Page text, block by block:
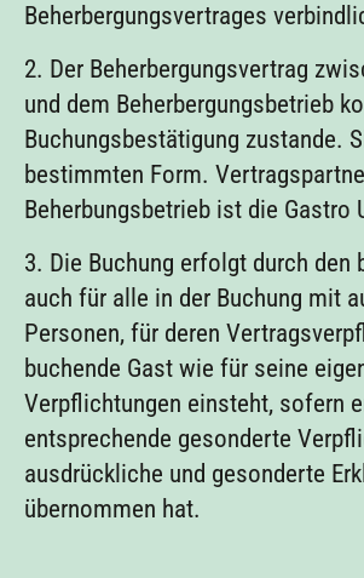
Beherbergungsvertrages
2. Der Beherbergungsvertrag
und dem Beherbergungsbetrieb
Buchungsbestätigung zustande.
bestimmten Form.
Beherbungsbetrieb ist die Gastro
3. Die Buchung erfolgt durch den
auch für alle in der Buchung mit
Personen, für deren
buchende Gast wie für seine
Verpflichtungen einsteht, sofern
entsprechende gesonderte
ausdrückliche und gesonderte
übernommen hat.